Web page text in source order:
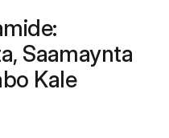
Saamaynta
Kale